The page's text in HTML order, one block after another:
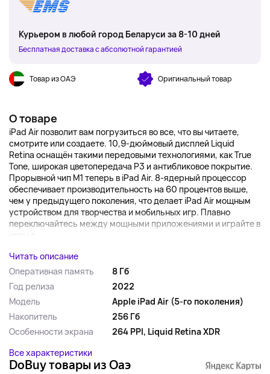
Курьером в любой город Беларуси за 8-10 дней
Бесплатная доставка с абсолютной гарантией
Товар из ОАЭ Оригинальный товар
О товаре
iPad Air позволит вам погрузиться во все, что вы читаете,
смотрите или создаете. 10,9-дюймовый дисплей Liquid
Retina оснащён такими передовыми технологиями, как True
Tone, широкая цветопередача P3 и антибликовое покрытие.
Прорывной чип M1 теперь в iPad Air. 8-ядерный процессор
обеспечивает производительность на 60 процентов выше,
чем у предыдущего поколения, что делает iPad Air мощным
устройством для творчества и мобильных игр. Плавно
переключайтесь между мощными приложениями и играйте в
игры с...
Читать описание
Оперативная память
8 Гб
Год релиза
2022
Модель
Apple iPad Air (5-го поколения)
Накопитель
256 Гб
Особенности экрана
264 PPI, Liquid Retina XDR
Все характеристики